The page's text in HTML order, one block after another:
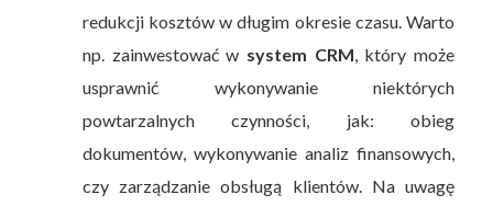
redukcji kosztów w długim okresie czasu. Warto
np. zainwestować w system CRM , który może
usprawnić wykonywanie niektórych
powtarzalnych czynności, jak: obieg
dokumentów, wykonywanie analiz finansowych,
czy zarządzanie obsługą klientów. Na uwagę